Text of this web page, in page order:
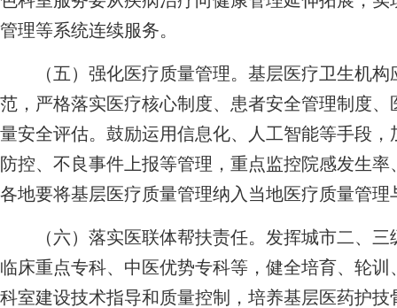
管理等系统连续服务。
（五）强化医疗质量管理。基层医疗卫生机构
范，严格落实医疗核心制度、患者安全管理制度
量安全评估。鼓励运用信息化、人工智能等手段
防控、不良事件上报等管理，重点监控院感发生
各地要将基层医疗质量管理纳入当地医疗质量管理
（六）落实医联体帮扶责任。发挥城市二、三
临床重点专科、中医优势专科等，健全培育、轮
科室建设技术指导和质量控制，培养基层医药护